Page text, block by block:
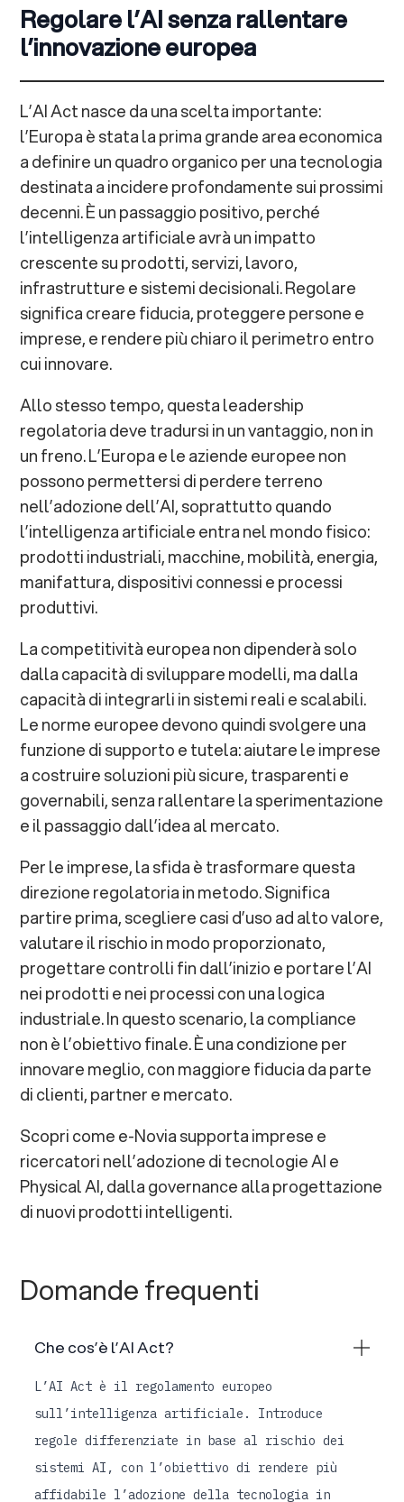
Regolare l’AI senza rallentare
l’innovazione europea
L’AI Act nasce da una scelta importante:
l’Europa è stata la prima grande area economica
a definire un quadro organico per una tecnologia
destinata a incidere profondamente sui prossimi
decenni. È un passaggio positivo, perché
l’intelligenza artificiale avrà un impatto
crescente su prodotti, servizi, lavoro,
infrastrutture e sistemi decisionali. Regolare
significa creare fiducia, proteggere persone e
imprese, e rendere più chiaro il perimetro entro
cui innovare.
Allo stesso tempo, questa leadership
regolatoria deve tradursi in un vantaggio, non in
un freno. L’Europa e le aziende europee non
possono permettersi di perdere terreno
nell’adozione dell’AI, soprattutto quando
l’intelligenza artificiale entra nel mondo fisico:
prodotti industriali, macchine, mobilità, energia,
manifattura, dispositivi connessi e processi
produttivi.
La competitività europea non dipenderà solo
dalla capacità di sviluppare modelli, ma dalla
capacità di integrarli in sistemi reali e scalabili.
Le norme europee devono quindi svolgere una
funzione di supporto e tutela: aiutare le imprese
a costruire soluzioni più sicure, trasparenti e
governabili, senza rallentare la sperimentazione
e il passaggio dall’idea al mercato.
Per le imprese, la sfida è trasformare questa
direzione regolatoria in metodo. Significa
partire prima, scegliere casi d’uso ad alto valore,
valutare il rischio in modo proporzionato,
progettare controlli fin dall’inizio e portare l’AI
nei prodotti e nei processi con una logica
industriale. In questo scenario, la compliance
non è l’obiettivo finale. È una condizione per
innovare meglio, con maggiore fiducia da parte
di clienti, partner e mercato.
Scopri come e-Novia supporta imprese e
ricercatori nell’adozione di tecnologie AI e
Physical AI, dalla governance alla progettazione
di nuovi prodotti intelligenti.
Domande frequenti
Che cos’è l’AI Act?
L’AI Act è il regolamento europeo
sull’intelligenza artificiale. Introduce
regole differenziate in base al rischio dei
sistemi AI, con l’obiettivo di rendere più
affidabile l’adozione della tecnologia in